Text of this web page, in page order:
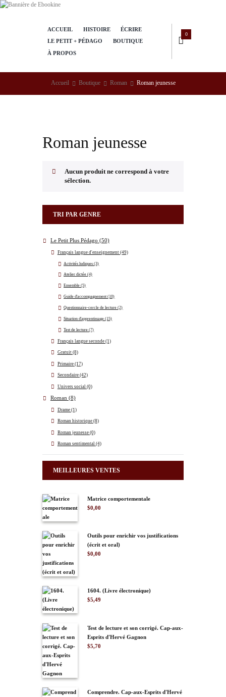
ACCUEIL HISTOIRE
ÉCRIRE
LE PETIT + PÉDAGO
BOUTIQUE
À PROPOS
0
Accueil Boutique Roman Roman jeunesse
Roman jeunesse
Aucun produit ne correspond à votre
sélection.
TRI PAR GENRE
Le Petit Plus Pédago (50)
Français langue d'enseignement (49)
Activités ludiques (3)
Atelier dictée (4)
Ensemble (5)
Guide d'accompagnement (10)
Questionnaire-cercle de lecture (2)
Situation d'apprentissage (15)
Test de lecture (7)
Français langue seconde (1)
Gratuit (8)
Primaire (17)
Secondaire (42)
Univers social (0)
Roman (8)
Drame (1)
Roman historique (8)
Roman jeunesse (0)
Roman sentimental (4)
MEILLEURES VENTES
Matrice comportementale
$0,00
Outils pour enrichir vos justifications
(écrit et oral)
$0,00
1604. (Livre électronique)
$5,49
Test de lecture et son corrigé. Cap-aux-
Esprits d'Hervé Gagnon
$5,70
Comprendre. Cap-aux-Esprits d'Hervé